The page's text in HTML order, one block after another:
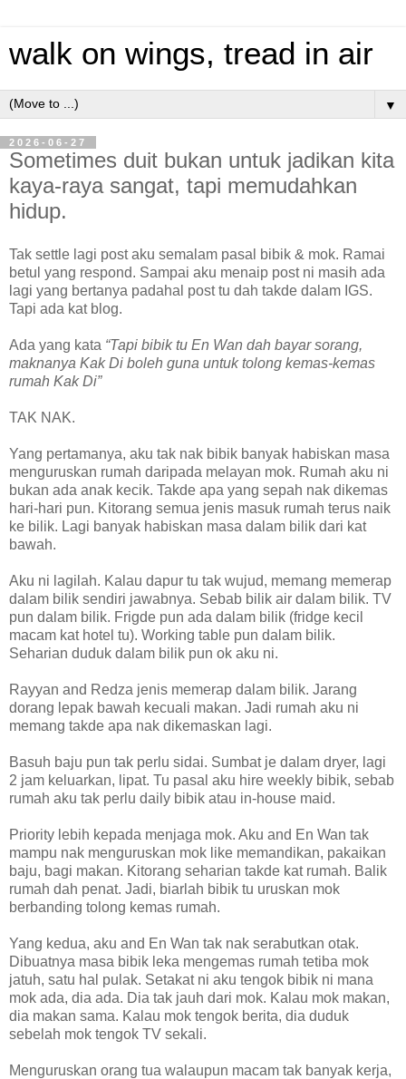
walk on wings, tread in air
▼
2026-06-27
Sometimes duit bukan untuk jadikan kita
kaya-raya sangat, tapi memudahkan
hidup.
Tak settle lagi post aku semalam pasal bibik & mok. Ramai
betul yang respond. Sampai aku menaip post ni masih ada
lagi yang bertanya padahal post tu dah takde dalam IGS.
Tapi ada kat blog.
Ada yang kata “Tapi bibik tu En Wan dah bayar sorang,
maknanya Kak Di boleh guna untuk tolong kemas-kemas
rumah Kak Di”
TAK NAK.
Yang pertamanya, aku tak nak bibik banyak habiskan masa
menguruskan rumah daripada melayan mok. Rumah aku ni
bukan ada anak kecik. Takde apa yang sepah nak dikemas
hari-hari pun. Kitorang semua jenis masuk rumah terus naik
ke bilik. Lagi banyak habiskan masa dalam bilik dari kat
bawah.
Aku ni lagilah. Kalau dapur tu tak wujud, memang memerap
dalam bilik sendiri jawabnya. Sebab bilik air dalam bilik. TV
pun dalam bilik. Frigde pun ada dalam bilik (fridge kecil
macam kat hotel tu). Working table pun dalam bilik.
Seharian duduk dalam bilik pun ok aku ni.
Rayyan and Redza jenis memerap dalam bilik. Jarang
dorang lepak bawah kecuali makan. Jadi rumah aku ni
memang takde apa nak dikemaskan lagi.
Basuh baju pun tak perlu sidai. Sumbat je dalam dryer, lagi
2 jam keluarkan, lipat. Tu pasal aku hire weekly bibik, sebab
rumah aku tak perlu daily bibik atau in-house maid.
Priority lebih kepada menjaga mok. Aku and En Wan tak
mampu nak menguruskan mok like memandikan, pakaikan
baju, bagi makan. Kitorang seharian takde kat rumah. Balik
rumah dah penat. Jadi, biarlah bibik tu uruskan mok
berbanding tolong kemas rumah.
Yang kedua, aku and En Wan tak nak serabutkan otak.
Dibuatnya masa bibik leka mengemas rumah tetiba mok
jatuh, satu hal pulak. Setakat ni aku tengok bibik ni mana
mok ada, dia ada. Dia tak jauh dari mok. Kalau mok makan,
dia makan sama. Kalau mok tengok berita, dia duduk
sebelah mok tengok TV sekali.
Menguruskan orang tua walaupun macam tak banyak kerja,